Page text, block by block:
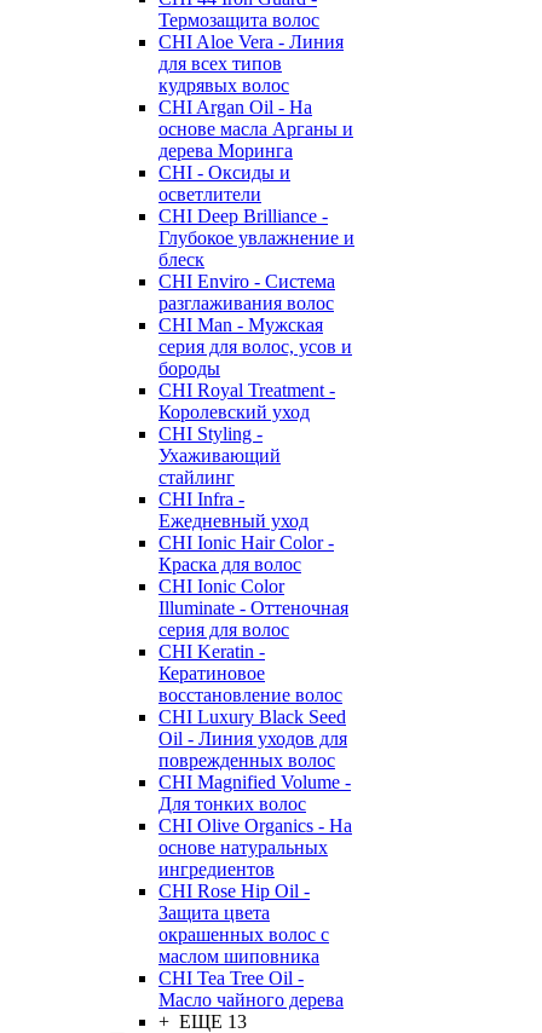
Термозащита волос
CHI Aloe Vera - Линия
для всех типов
кудрявых волос
CHI Argan Oil - На
основе масла Арганы и
дерева Моринга
CHI - Оксиды и
осветлители
CHI Deep Brilliance -
Глубокое увлажнение и
блеск
CHI Enviro - Система
разглаживания волос
CHI Man - Мужская
серия для волос, усов и
бороды
CHI Royal Treatment -
Королевский уход
CHI Styling -
Ухаживающий
стайлинг
CHI Infra -
Ежедневный уход
CHI Ionic Hair Color -
Краска для волос
CHI Ionic Color
Illuminate - Оттеночная
серия для волос
CHI Keratin -
Кератиновое
восстановление волос
CHI Luxury Black Seed
Oil - Линия уходов для
поврежденных волос
CHI Magnified Volume -
Для тонких волос
CHI Olive Organics - На
основе натуральных
ингредиентов
CHI Rose Hip Oil -
Защита цвета
окрашенных волос с
маслом шиповника
CHI Tea Tree Oil -
Масло чайного дерева
+ ЕЩЕ 13